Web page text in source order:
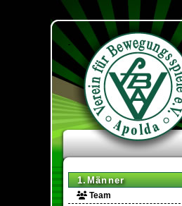
1.Männer
Team